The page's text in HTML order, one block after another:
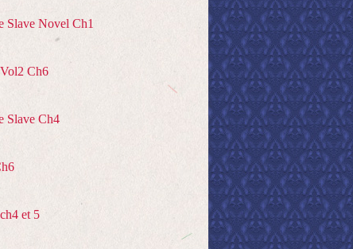
Slave Novel Ch1
Ch6
Slave Ch4
et 5